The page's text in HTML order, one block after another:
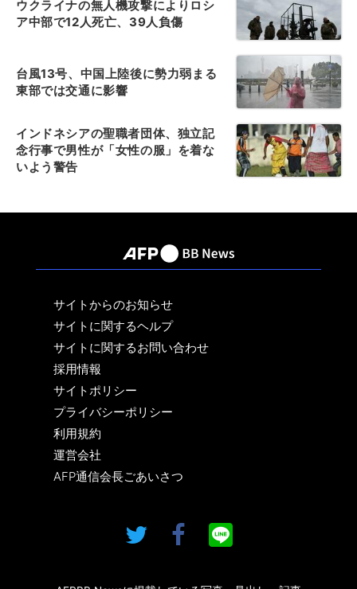
ウクライナの無人機攻撃によりロシ
ア中部で12人死亡、39人負傷
台風13号、中国上陸後に勢力弱まる
東部では交通に影響
インドネシアの聖職者団体、独立記
念行事で男性が「女性の服」を着な
いよう警告
サイトからのお知らせ
サイトに関するヘルプ
サイトに関するお問い合わせ
採用情報
サイトポリシー
プライバシーポリシー
利用規約
運営会社
AFP通信会長ごあいさつ